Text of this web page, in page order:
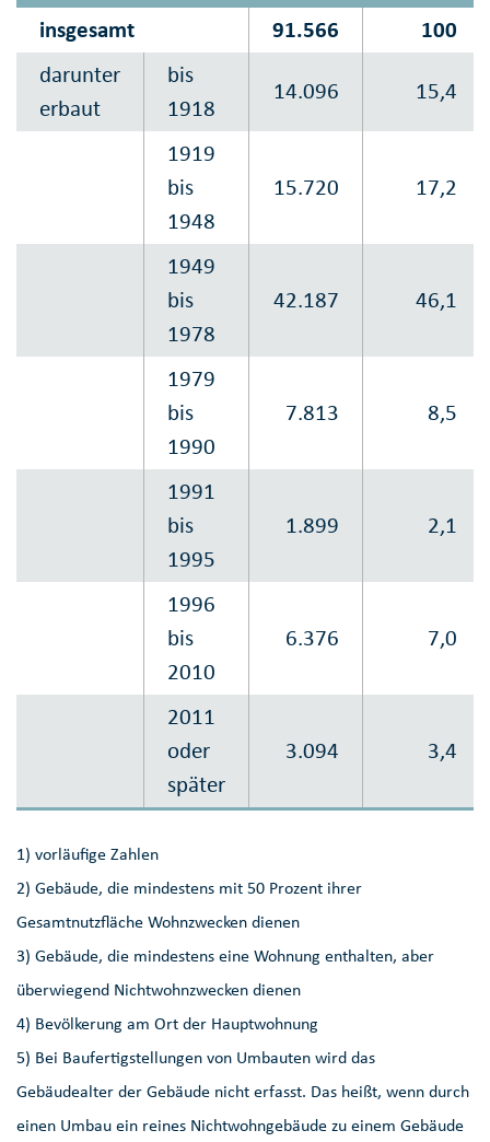
insgesamt 91.566
100
darunter
erbaut
bis
1918
14.096 15,4
1919
bis
1948
15.720 17,2
1949
bis
1978
42.187 46,1
1979
bis
1990
7.813 8,5
1991
bis
1995
1.899 2,1
1996
bis
2010
6.376 7,0
2011
oder
später
3.094 3,4
1) vorläufige Zahlen
2) Gebäude, die mindestens mit 50 Prozent ihrer
Gesamtnutzfläche Wohnzwecken dienen
3) Gebäude, die mindestens eine Wohnung enthalten, aber
überwiegend Nichtwohnzwecken dienen
4) Bevölkerung am Ort der Hauptwohnung
5) Bei Baufertigstellungen von Umbauten wird das
Gebäudealter der Gebäude nicht erfasst. Das heißt, wenn durch
einen Umbau ein reines Nichtwohngebäude zu einem Gebäude